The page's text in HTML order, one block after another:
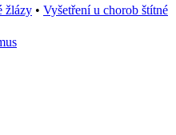
žlázy • Vyšetření u chorob štítné